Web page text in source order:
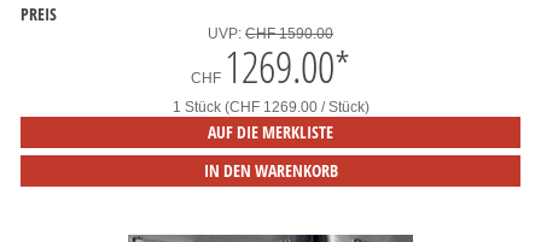
PREIS
UVP: CHF 1590.00
CHF 1269.00*
1 Stück (CHF 1269.00 / Stück)
AUF DIE MERKLISTE
IN DEN WARENKORB